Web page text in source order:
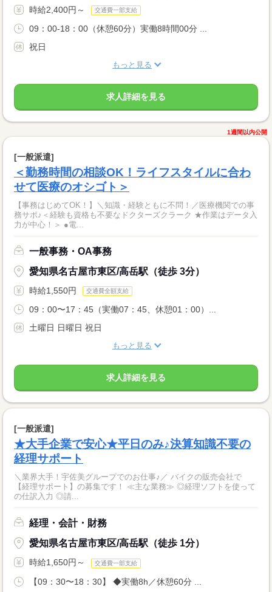
時給2,400円～ 交通費一部支給
09：00-18：00（休憩60分）実働8時間00分 ...
祝日
もっと見る
求人詳細を見る
1週間以内公開
[一般派遣]
＜勤務時間の相談OK！ライフスタイルに合わ
せて医療のオシゴト＞
【事務はじめてOK！】＼知識・経験ともに不問！／医療機関での事
務サポ♪＜経験も資格も不要なドクターズクラーク ★作業はデータ入
力が中心！＞ ●電...
一般事務・OA事務
愛知県名古屋市東区/高岳駅（徒歩 3分）
時給1,550円 交通費全額支給
09：00〜17：45（実働07：45、休憩01：00）...
土曜日 日曜日 祝日
もっと見る
求人詳細を見る
[一般派遣]
★大手企業で安心★平日のみ♪決算知識不要の
経理サポート
＼業界大手！宇佐美グループでのお仕事♪／ バイクの販売会社で
【経理サポート】の募集です！ ≪主な業務≫ ◎経理ソフトを使って
の仕訳入力 ◎請...
経理・会計・財務
愛知県名古屋市東区/高岳駅（徒歩 1分）
時給1,650円～ 交通費一部支給
【09：30〜18：30】 ◆実働8h／休憩60分 ...